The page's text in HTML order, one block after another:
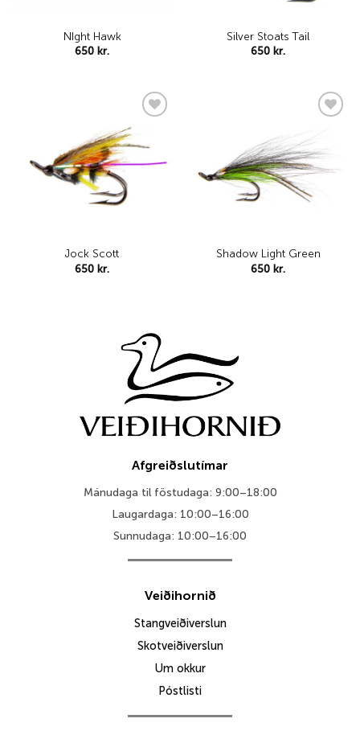
NIght Hawk
650 kr.
Silver Stoats Tail
650 kr.
Jock Scott
650 kr.
Shadow Light Green
650 kr.
Afgreiðslutímar
Mánudaga til föstudaga: 9:00–18:00
Laugardaga: 10:00–16:00
Sunnudaga: 10:00–16:00
Veiðihornið
Stangveiðiverslun
Skotveiðiverslun
Um okkur
Póstlisti